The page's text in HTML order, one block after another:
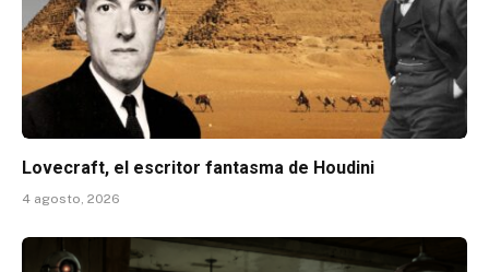
Lovecraft, el escritor fantasma de Houdini
4 agosto, 2026